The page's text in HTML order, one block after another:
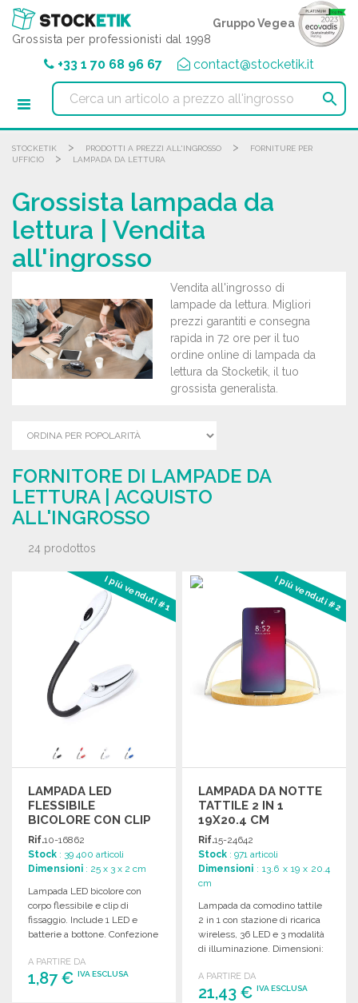
Grossista per professionisti dal 1998
Gruppo Vegea
+33 1 70 68 96 67 contact@stocketik.it

STOCKETIK > PRODOTTI A PREZZI ALL'INGROSSO >
FORNITURE PER
UFFICIO
> LAMPADA DA LETTURA
Grossista lampada da
lettura | Vendita
all'ingrosso
Vendita all'ingrosso di
lampade da lettura. Migliori
prezzi garantiti e consegna
rapida in 72 ore per il tuo
ordine online di lampada da
lettura da Stocketik, il tuo
grossista generalista.
FORNITORE DI LAMPADE DA
LETTURA | ACQUISTO
ALL'INGROSSO
24 prodottos
I più venduti #1
LAMPADA LED
FLESSIBILE
BICOLORE CON CLIP
A PREZZI
ALL'INGROSSO
Rif.10-16862
Stock : 39 400 articoli
Dimensioni : 25 x 3 x 2 cm
Lampada LED bicolore con
corpo flessibile e clip di
fissaggio. Include 1 LED e
batterie a bottone. Confezione
A PARTIRE DA
1,87 € IVA ESCLUSA
I più venduti #2
LAMPADA DA NOTTE
TATTILE 2 IN 1
19X20.4 CM
Rif.15-24642
Stock : 971 articoli
Dimensioni : 13.6 x 19 x 20.4
cm
Lampada da comodino tattile
2 in 1 con stazione di ricarica
wireless, 36 LED e 3 modalità
di illuminazione. Dimensioni:
A PARTIRE DA
21,43 €IVA ESCLUSA
Pannello di gestione dei cookies